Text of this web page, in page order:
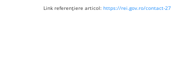
Link referenţiere articol: https://rei.gov.ro/contact-27